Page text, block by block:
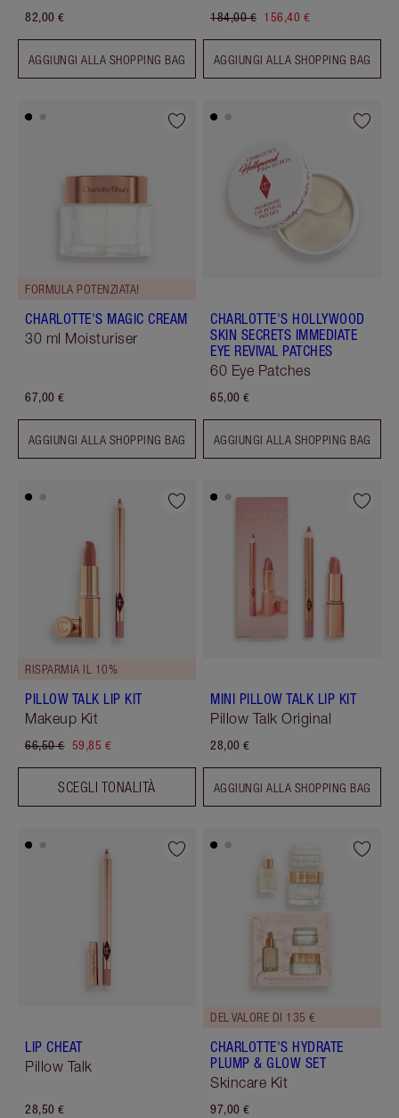
82,00 €
AGGIUNGI ALLA SHOPPING BAG
184,00 € 156,40 €
AGGIUNGI ALLA SHOPPING BAG
FORMULA POTENZIATA!
CHARLOTTE'S MAGIC CREAM
30 ml Moisturiser
67,00 €
AGGIUNGI ALLA SHOPPING BAG
CHARLOTTE'S HOLLYWOOD
SKIN SECRETS IMMEDIATE
EYE REVIVAL PATCHES
60 Eye Patches
65,00 €
AGGIUNGI ALLA SHOPPING BAG
RISPARMIA IL 10%
PILLOW TALK LIP KIT
Makeup Kit
66,50 € 59,85 €
SCEGLI TONALITÀ
MINI PILLOW TALK LIP KIT
Pillow Talk Original
28,00 €
AGGIUNGI ALLA SHOPPING BAG
LIP CHEAT
Pillow Talk
28,50 €
DEL VALORE DI 135 €
CHARLOTTE'S HYDRATE
PLUMP & GLOW SET
Skincare Kit
97,00 €